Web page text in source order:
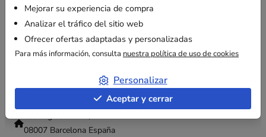
CONTACTO
Contactarnos
Preguntas frecuentes
+34 931 229 521
contact@embaleo.es
Passeig de Gràcia, 2
08007 Barcelona España
Mejorar su experiencia de compra
Analizar el tráfico del sitio web
Ofrecer ofertas adaptadas y personalizadas
Para más información, consulta nuestra política de uso de cookies
Personalizar
Aceptar y cerrar